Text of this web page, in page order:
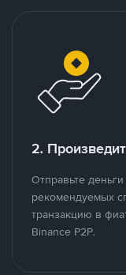
2.
Отправьте
рекомендуемых
транзакцию в
Binance P2P.